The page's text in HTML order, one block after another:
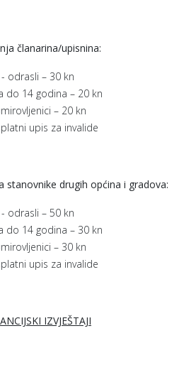
članarina/upisnina:
- odrasli – 30 kn
do 14 godina – 20 kn
– 20 kn
upis za invalide
stanovnike drugih općina i gradova:
- odrasli – 50 kn
do 14 godina – 30 kn
– 30 kn
upis za invalide
IZVJEŠTAJI